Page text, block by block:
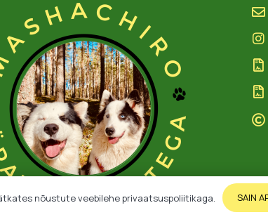
nõustute veebilehe privaatsuspoliitikaga. SAIN